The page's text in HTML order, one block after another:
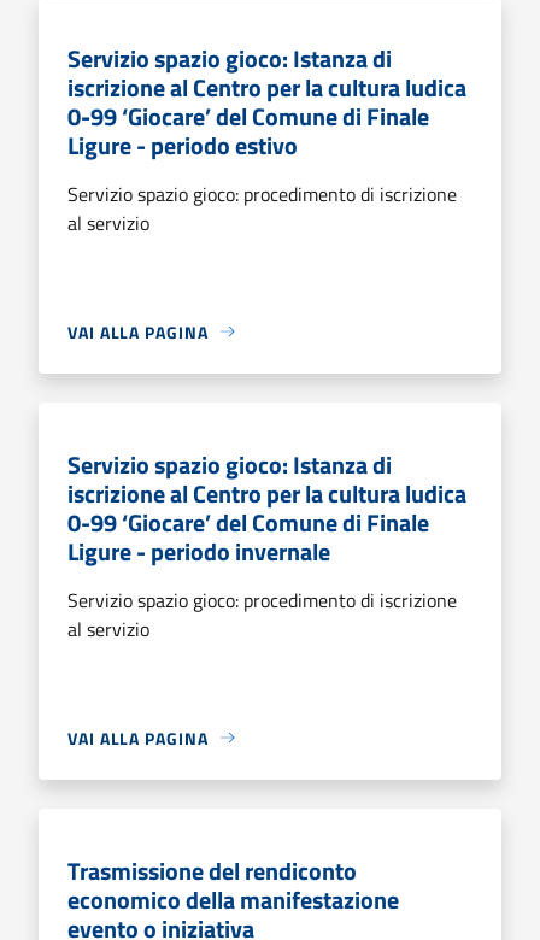
Servizio spazio gioco: Istanza di
iscrizione al Centro per la cultura ludica
0-99 ‘Giocare’ del Comune di Finale
Ligure - periodo estivo
Servizio spazio gioco: procedimento di iscrizione
al servizio
VAI ALLA PAGINA
Servizio spazio gioco: Istanza di
iscrizione al Centro per la cultura ludica
0-99 ‘Giocare’ del Comune di Finale
Ligure - periodo invernale
Servizio spazio gioco: procedimento di iscrizione
al servizio
VAI ALLA PAGINA
Trasmissione del rendiconto
economico della manifestazione
evento o iniziativa